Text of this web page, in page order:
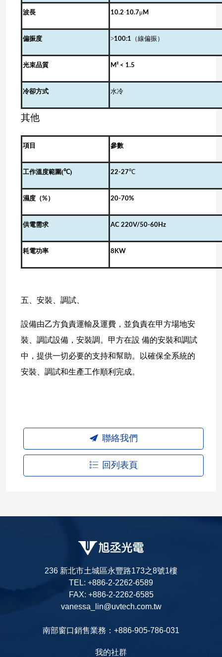
波長 10.2·10.7μM
偏振度 >100:1 （線偏振）
光束品質 M² < 1.5
冷卻方式 水冷
其他
項目 參數
工作溫度範圍(℃) 22-27℃
濕度（%） 20-70%
供電需求 AC 220V/50-60Hz
耗電功率 8 KW
五、安裝、調試、
設備由乙方負責運輸及運費，並負責在甲方場地安
裝、調試設備，安裝調。甲方在設 備的安裝和調試
中，提供一切必要的支持和幫助。以確保全系統的
安裝、調試和生產工作順利完成。
聯絡我們
回列表頁
236 新北市土城區永豐路173之8號1樓
TEL: +886-2-2262-6589
FAX: +886-2-2262-6585
vanessa_lin@uvtech.com.tw
南部窗口銷售業務：+886-905-786-031
我的社群